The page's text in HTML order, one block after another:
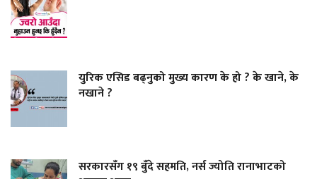
युरिक एसिड बढ्नुको मुख्य कारण के हो ? के खाने, के
नखाने ?
सरकारसँग १९ बुँदे सहमति, नर्स ज्योति रानाभाटको